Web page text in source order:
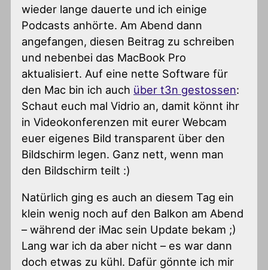
wieder lange dauerte und ich einige
Podcasts anhörte. Am Abend dann
angefangen, diesen Beitrag zu schreiben
und nebenbei das MacBook Pro
aktualisiert. Auf eine nette Software für
den Mac bin ich auch über t3n gestossen:
Schaut euch mal Vidrio an, damit könnt ihr
in Videokonferenzen mit eurer Webcam
euer eigenes Bild transparent über den
Bildschirm legen. Ganz nett, wenn man
den Bildschirm teilt :)
Natürlich ging es auch an diesem Tag ein
klein wenig noch auf den Balkon am Abend
– während der iMac sein Update bekam ;)
Lang war ich da aber nicht – es war dann
doch etwas zu kühl. Dafür gönnte ich mir